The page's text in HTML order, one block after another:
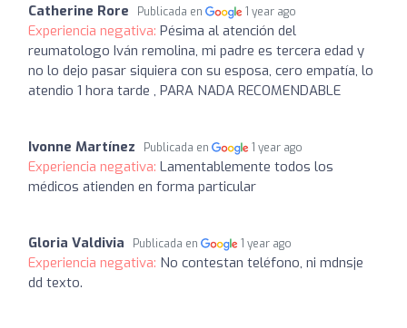
Catherine Rore Publicada en 1 year ago
Experiencia negativa: Pésima al atención del
reumatologo Iván remolina, mi padre es tercera edad y
no lo dejo pasar siquiera con su esposa, cero empatía, lo
atendio 1 hora tarde , PARA NADA RECOMENDABLE
Ivonne Martínez Publicada en 1 year ago
Experiencia negativa: Lamentablemente todos los
médicos atienden en forma particular
Gloria Valdivia Publicada en 1 year ago
Experiencia negativa: No contestan teléfono, ni mdnsje
dd texto.